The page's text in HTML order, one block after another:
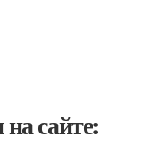
сайте: